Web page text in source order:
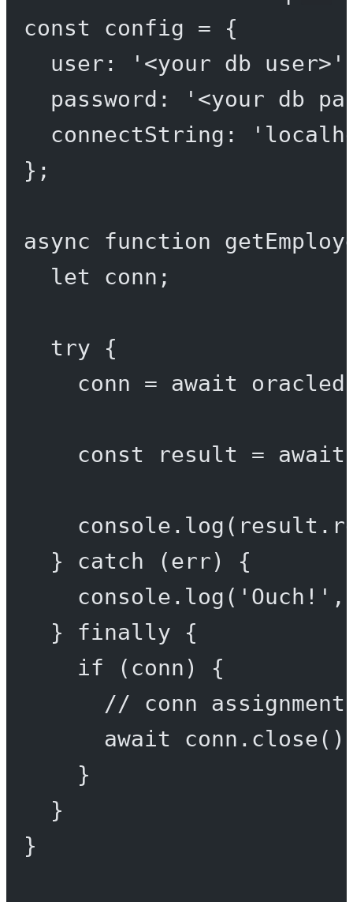
const
config = {
user:
'<your db user>'
password:
'<your db
connectString:
};
async function
let conn;
try {
conn = await
const result = await
console. log
} catch (err) {
console. log ( 'Ouch!' ,
} finally {
if (conn) {
// conn
await conn. close
}
}
}